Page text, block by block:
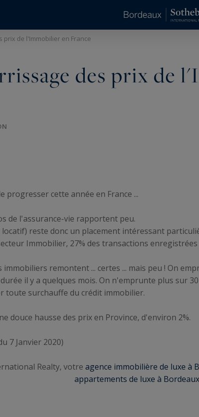
prix de l'Immobilier en France
des prix de
progresser cette année en France ...
de l'assurance-vie rapportent peu.
reste donc un placement intéressant
Immobilier, 27% des transactions enregistrées
remontent ... certes ... mais peu ! On
il y a quelques mois. On n'emprunte plus sur
toute surchauffe du crédit immobilier.
douce hausse des prix en Province, d'environ 2%.
7 Janvier 2020)
Realty, votre agence immobilière de luxe à
appartements de luxe à Bordeaux